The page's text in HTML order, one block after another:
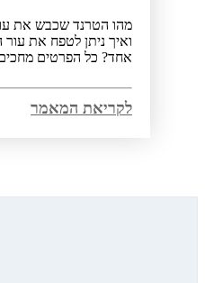
מהו הטרנד שכבש את עולם
ואיך ניתן לטפח את עור הפנים
אחד? כל הפרטים מחכים לכן
לקריאת המאמר